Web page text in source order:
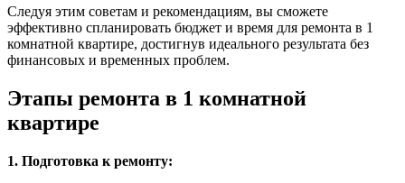
Следуя этим советам и рекомендациям, вы сможете
эффективно спланировать бюджет и время для ремонта в 1
комнатной квартире, достигнув идеального результата без
финансовых и временных проблем.
Этапы ремонта в 1 комнатной
квартире
1. Подготовка к ремонту: